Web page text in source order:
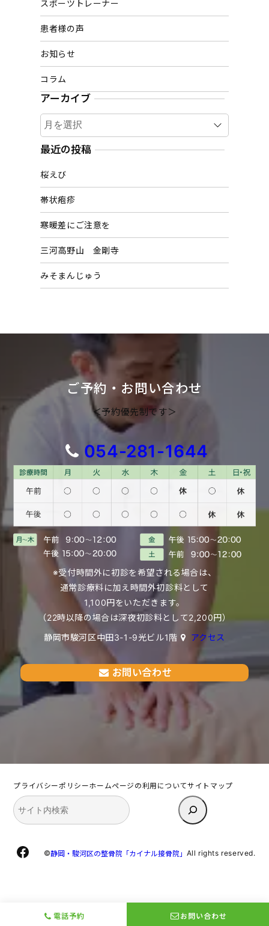
スポーツトレーナー
患者様の声
お知らせ
コラム
アーカイブ
ア
ー
カ
ブ
最近の投稿
桜えび
帯状疱疹
寒暖差にご注意を
三河高野山 金剛寺
みそまんじゅう
ご予約・お問い合わせ
＜予約優先制です＞
054-281-1644
※受付時間外に初診を希望される場合は、
通常診療料に加え時間外初診料として
1,100円をいただきます。
（22時以降の場合は深夜初診料として2,200円）
静岡市駿河区中田3-1-9光ビル1階
アクセス
お問い合わせ
プライバシーポリシーホームページの利用についてサイトマップ
検
索
Facebook
©静岡・駿河区の整骨院「カイナル接骨院」 All rights reserved.
電話予約 お問い合わせ